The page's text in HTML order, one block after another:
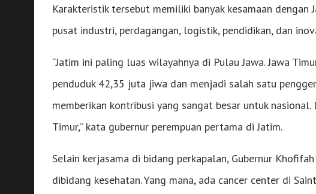
Karakteristik tersebut memiliki banyak kesamaan dengan
pusat industri, perdagangan, logistik, pendidikan, dan
“Jatim ini paling luas wilayahnya di Pulau Jawa. Jawa
penduduk 42,35 juta jiwa dan menjadi salah satu
memberikan kontribusi yang sangat besar untuk
Timur,” kata gubernur perempuan pertama di Jatim.
Selain kerjasama di bidang perkapalan, Gubernur
dibidang kesehatan. Yang mana, ada cancer center di